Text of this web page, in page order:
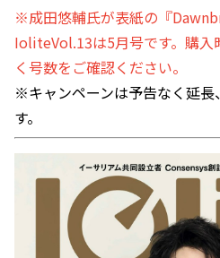
※成田悠輔氏が表紙の『
IoliteVol.13は5月号です。購入
く号数をご確認ください。
※キャンペーンは予告なく延長
す。